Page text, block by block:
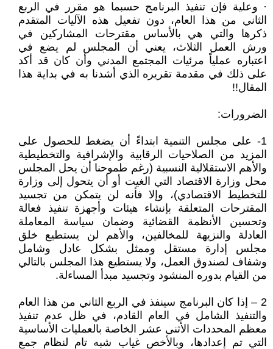
· وعلية فإن تنفيذ البرنامج حسبما هو مقرر في الربع
الثاني من هذا العام، دون تفعيل هذه الآليات المتقدم
ذكرها والتي هي بالأساس مقترحات المشاركين في
ورش العمل الثلاث، يعني أن المجلس لم يضع في
اعتباره عملياً مرئيات المجتمع المدني وأن كان قد أكد
على ذلك في مقدمة تقريره الذي أشدنا به في بداية هذا
المقال!!
الضرورات:
1- على مجلس التنمية ابتداءً أن يضغط للحصول على
المزيد من الصلاحيات الرقابية والإشرافية والتخطيطية
والأهم الاستقلالية النسبية (رغم طموحنا أن يحل المجلس
محل وزارة الاقتصاد التي الغيت أو أن يتحول إلى وزارة
للتخطيط الاقتصادي)، وإلا فأنه لن يتمكن من تجسيد
المقترحات المتعلقة بإنشاء هيئات وأجهزة تنفيذ فعالة
وتحسين الأنظمة القضائية وضمان سياسة المعاملة
العادلة والنزيهة للمخالفين، والأهم لن يستطيع خلق
مجلس إدارة مستقل وممثل بشكل عادل وشامل
وشفاف لصندوق العمل، ولا يستطيع هذا المجلس بالتالي
من القيام بدوره المنشود وتجسيد مبدأ المساءلة.
2 – إذا كان البرنامج سينفذ في الربع الثاني من هذا العام
والتنفيذ الشامل في العام القادم، في ظل عدم تنفيذ
معظم المحددات الأثنى عشر الخاصة بالعمليات الأساسية
التي تم إعدادها، وبالأخص غياب شبه تام لنظام جمع